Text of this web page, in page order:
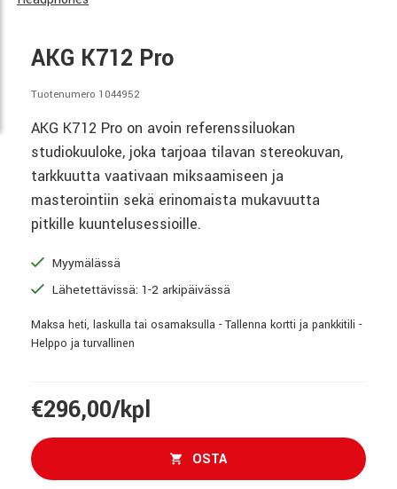
AKG K712 Pro
Tuotenumero 1044952
AKG K712 Pro on avoin referenssiluokan
studiokuuloke, joka tarjoaa tilavan stereokuvan,
tarkkuutta vaativaan miksaamiseen ja
masterointiin sekä erinomaista mukavuutta
pitkille kuuntelusessioille.
Myymälässä
Lähetettävissä: 1-2 arkipäivässä
Maksa heti, laskulla tai osamaksulla - Tallenna kortti ja pankkitili -
Helppo ja turvallinen
€296,00/kpl
OSTA